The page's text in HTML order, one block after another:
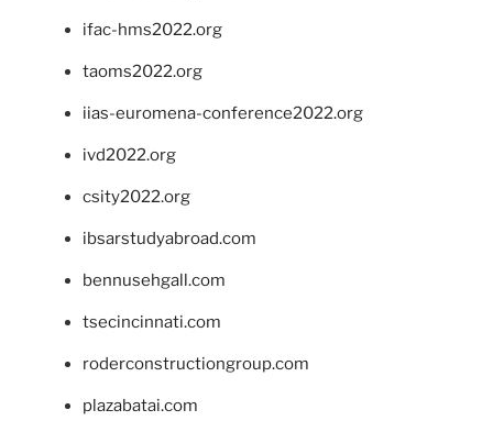
ifac-hms2022.org
taoms2022.org
iias-euromena-conference2022.org
ivd2022.org
csity2022.org
ibsarstudyabroad.com
bennusehgall.com
tsecincinnati.com
roderconstructiongroup.com
plazabatai.com